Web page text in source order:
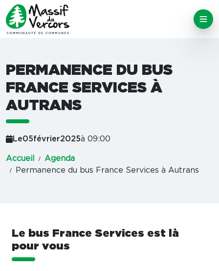
PERMANENCE DU BUS
FRANCE SERVICES À
AUTRANS
Le05février2025à 09:00
Accueil
Agenda
Permanence du bus France Services à Autrans
Le bus France Services est là
pour vous